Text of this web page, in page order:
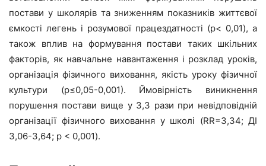
постави у школярів та зниженням показників життєвої
ємкості легень і розумової працездатності (p< 0,01), а
також вплив на формування постави таких шкільних
факторів, як навчальне навантаження і розклад уроків,
організація фізичного виховання, якість уроку фізичної
культури (р≤0,05-0,001). Ймовірність виникнення
порушення постави вище у 3,3 рази при невідповідній
організації фізичного виховання у школі (RR=3,34; ДІ
3,06-3,64; p < 0,001).